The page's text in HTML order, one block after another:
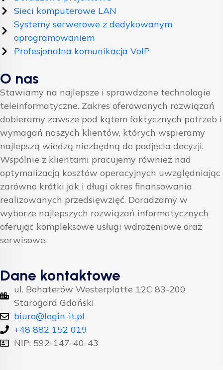
Sieci komputerowe LAN
Systemy serwerowe z dedykowanym
oprogramowaniem
Profesjonalna komunikacja VoIP
O nas
Stawiamy na najlepsze i sprawdzone technologie
teleinformatyczne. Zakres oferowanych rozwiązań
dobieramy zawsze pod kątem faktycznych potrzeb i
wymagań naszych klientów, których wspieramy
najlepszą wiedzą niezbędną do podjęcia decyzji.
Wspólnie z klientami pracujemy również nad
optymalizacją kosztów operacyjnych uwzględniając
zarówno krótki jak i długi okres finansowania
realizowanych przedsięwzięć. Doradzamy w
wyborze najlepszych rozwiązań informatycznych
oferując kompleksowe usługi wdrożeniowe oraz
serwisowe.
Dane kontaktowe
ul. Bohaterów Westerplatte 12C 83-200
Starogard Gdański
biuro@login-it.pl
+48 882 152 019
NIP: 592-147-40-43